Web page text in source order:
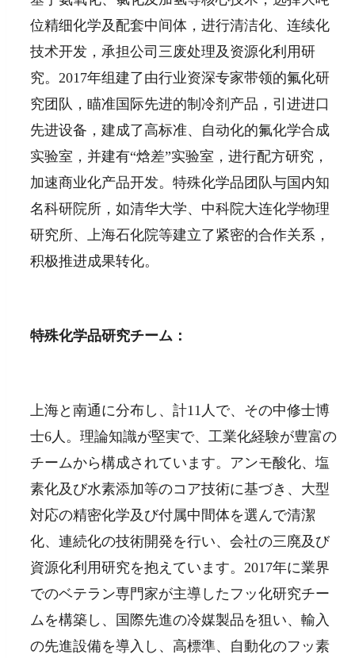
位精细化学及配套中间体，进行清洁化、连续化
技术开发，承担公司三废处理及资源化利用研
究。2017年组建了由行业资深专家带领的氟化研
究团队，瞄准国际先进的制冷剂产品，引进进口
先进设备，建成了高标准、自动化的氟化学合成
实验室，并建有“焓差”实验室，进行配方研究，
加速商业化产品开发。特殊化学品团队与国内知
名科研院所，如清华大学、中科院大连化学物理
研究所、上海石化院等建立了紧密的合作关系，
积极推进成果转化。
特殊化学品研究チーム：
上海と南通に分布し、計11人で、その中修士博
士6人。理論知識が堅実で、工業化経験が豊富の
チームから構成されています。アンモ酸化、塩
素化及び水素添加等のコア技術に基づき、大型
対応の精密化学及び付属中間体を選んで清潔
化、連続化の技術開発を行い、会社の三廃及び
資源化利用研究を抱えています。2017年に業界
でのベテラン専門家が主導したフッ化研究チー
ムを構築し、国際先進の冷媒製品を狙い、輸入
の先進設備を導入し、高標準、自動化のフッ素